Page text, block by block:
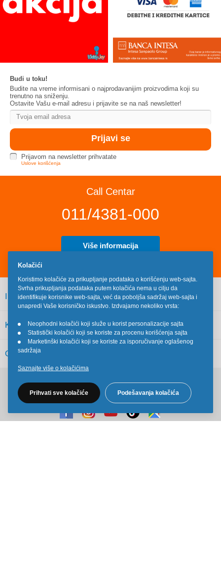
Budi u toku!
Budite na vreme informisani o najprodavanijim proizvodima koji su
trenutno na sniženju.
Ostavite Vašu e-mail adresu i prijavite se na naš newsletter!
Prijavom na newsletter prihvatate
Uslove korišćenja
Call Centar
011/4381-000
Više informacija
INFORMACIJE
KORISNIČKI SERVIS
OSTALO
Kolačići
Koristimo kolačiće za prikupljanje podataka o korišćenju web-sajta.
Svrha prikupljanja podataka putem kolačića nema u cilju da
identifikuje korisnike web-sajta, već da poboljša sadržaj web-sajta i
unapredi Vaše korisničko iskustvo. Izdvajamo nekoliko vrsta:
•
Neophodni kolačići koji služe u korist personalizacije sajta
•
Statistički kolačići koji se koriste za procenu korišćenja sajta
•
Marketinški kolačići koji se koriste za isporučivanje oglašenog
sadržaja
Saznajte više o kolačićima
Prihvati sve kolačiće Podešavanja kolačića
Pratite nas na društvenim mrežama